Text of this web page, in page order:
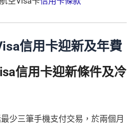
信用卡迎新及年費
信用卡迎新條件及冷
少三筆手機支付交易，於兩個月